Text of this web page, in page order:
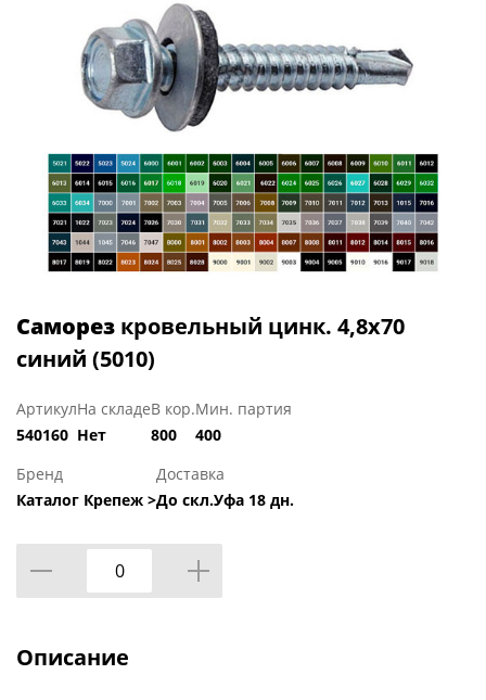
Саморез кровельный цинк. 4,8х70
синий (5010)
Артикул
540160
На складе
Нет
В кор.
800
Мин. партия
400
Бренд
Каталог Крепеж >
Доставка
До скл.Уфа 18 дн.
Описание